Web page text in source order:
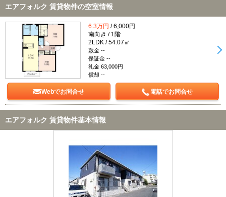
エアフォルク 賃貸物件の空室情報
6.3万円 / 6,000円
南向き / 1階
2LDK / 54.07㎡
敷金 --
保証金 --
礼金 63,000円
償却 --
Webでお問合せ 電話でお問合せ
エアフォルク 賃貸物件基本情報